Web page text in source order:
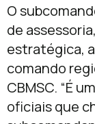
O
de
estratégica,
comando
CBMSC. “É
oficiais que